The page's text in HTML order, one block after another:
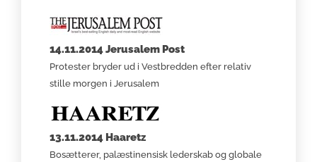
14.11.2014 Jerusalem Post
Protester bryder ud i Vestbredden efter relativ
stille morgen i Jerusalem
13.11.2014 Haaretz
Bosætterer, palæstinensisk lederskab og globale